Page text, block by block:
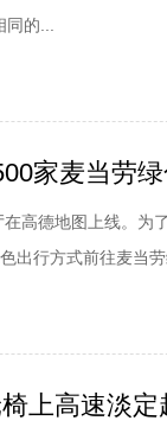
的...
家麦当劳
高德地图上线。为
出行方式前往麦当劳
上高速淡